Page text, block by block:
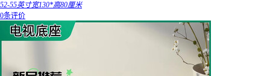
52-55英寸宽130*高80厘米
0条评价